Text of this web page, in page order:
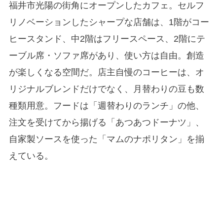
福井市光陽の街角にオープンしたカフェ。セルフ
リノベーションしたシャープな店舗は、1階がコー
ヒースタンド、中2階はフリースペース、2階にテ
ーブル席・ソファ席があり、使い方は自由。創造
が楽しくなる空間だ。店主自慢のコーヒーは、オ
リジナルブレンドだけでなく、月替わりの豆も数
種類用意。フードは「週替わりのランチ」の他、
注文を受けてから揚げる「あつあつドーナツ」、
自家製ソースを使った「マムのナポリタン」を揃
えている。